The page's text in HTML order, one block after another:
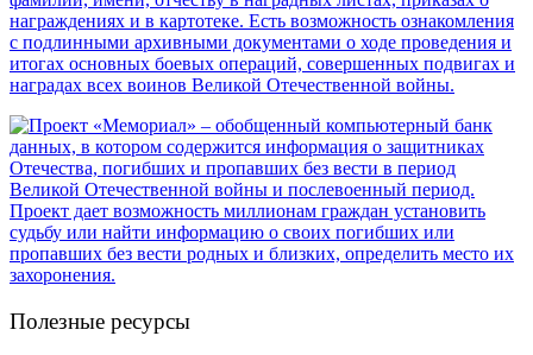
Полезные ресурсы